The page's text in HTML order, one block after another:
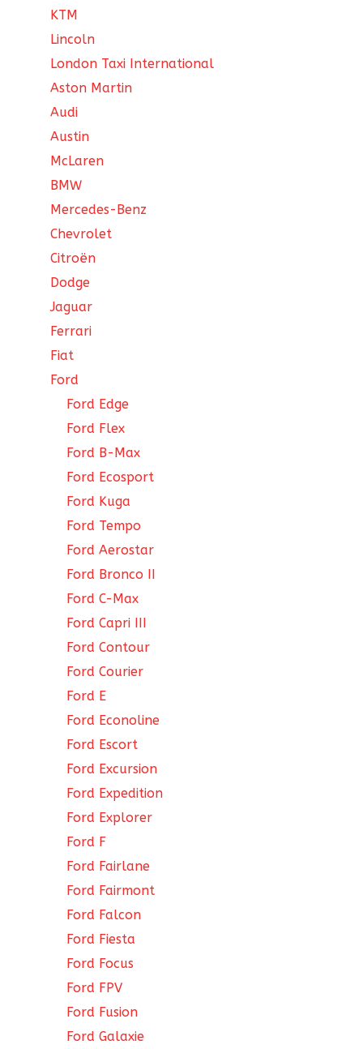
KTM
Lincoln
London Taxi International
Aston Martin
Audi
Austin
McLaren
BMW
Mercedes-Benz
Chevrolet
Citroën
Dodge
Jaguar
Ferrari
Fiat
Ford
Ford Edge
Ford Flex
Ford B-Max
Ford Ecosport
Ford Kuga
Ford Tempo
Ford Aerostar
Ford Bronco II
Ford C-Max
Ford Capri III
Ford Contour
Ford Courier
Ford E
Ford Econoline
Ford Escort
Ford Excursion
Ford Expedition
Ford Explorer
Ford F
Ford Fairlane
Ford Fairmont
Ford Falcon
Ford Fiesta
Ford Focus
Ford FPV
Ford Fusion
Ford Galaxie